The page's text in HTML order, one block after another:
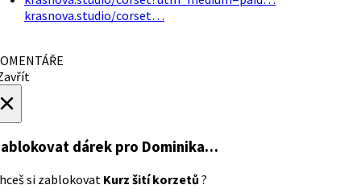
krasnova.studio/corset…
dárek pro Dominika…
si zablokovat Kurz šití korzetů ?